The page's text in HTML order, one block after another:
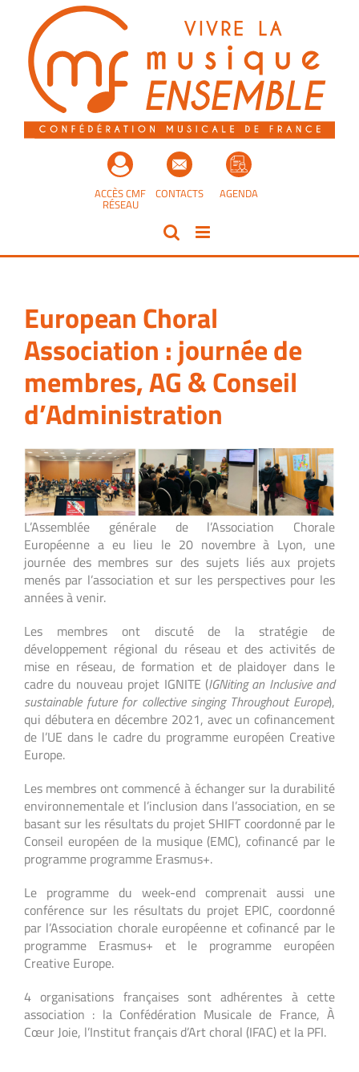
contenu
AGENDA
CONTACTS
ACCÈS CMF
RÉSEAU
European Choral
Association : journée de
membres, AG & Conseil
d’Administration
L’Assemblée générale de l’Association Chorale
Européenne a eu lieu le 20 novembre à Lyon, une
journée des membres sur des sujets liés aux projets
menés par l’association et sur les perspectives pour les
années à venir.
Les membres ont discuté de la stratégie de
développement régional du réseau et des activités de
mise en réseau, de formation et de plaidoyer dans le
cadre du nouveau projet IGNITE (IGNiting an Inclusive and
sustainable future for collective singing Throughout Europe),
qui débutera en décembre 2021, avec un cofinancement
de l’UE dans le cadre du programme européen Creative
Europe.
Les membres ont commencé à échanger sur la durabilité
environnementale et l’inclusion dans l’association, en se
basant sur les résultats du projet SHIFT coordonné par le
Conseil européen de la musique (EMC), cofinancé par le
programme programme Erasmus+.
Le programme du week-end comprenait aussi une
conférence sur les résultats du projet EPIC, coordonné
par l’Association chorale européenne et cofinancé par le
programme Erasmus+ et le programme européen
Creative Europe.
4 organisations françaises sont adhérentes à cette
association : la Confédération Musicale de France,À
Cœur Joie, l’Institut français d’Art choral (IFAC) et la PFI.